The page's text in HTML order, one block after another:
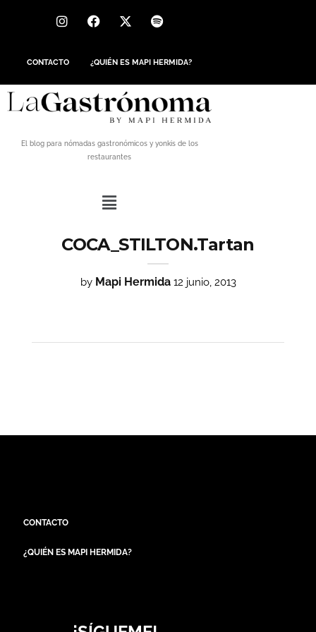
CONTACTO ¿QUIÉN ES MAPI HERMIDA?
El blog para nómadas gastronómicos y yonkis de los
restaurantes
COCA_STILTON.Tartan
by Mapi Hermida 12 junio, 2013
CONTACTO
¿QUIÉN ES MAPI HERMIDA?